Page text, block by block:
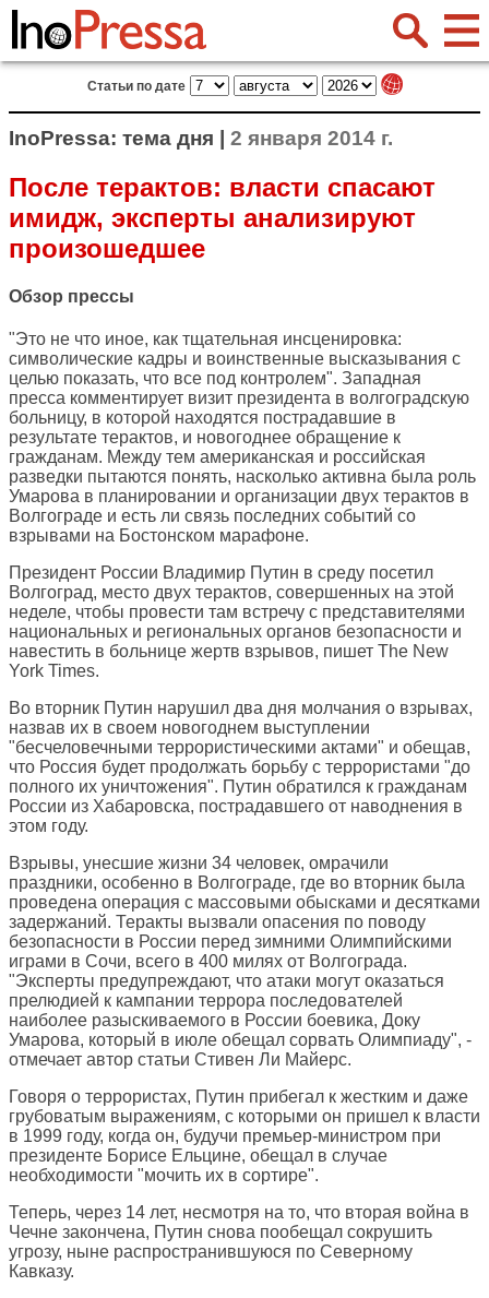
Статьи по дате
InoPressa: тема дня | 2 января 2014 г.
После терактов: власти спасают
имидж, эксперты анализируют
произошедшее
Обзор прессы
"Это не что иное, как тщательная инсценировка:
символические кадры и воинственные высказывания с
целью показать, что все под контролем". Западная
пресса комментирует визит президента в волгоградскую
больницу, в которой находятся пострадавшие в
результате терактов, и новогоднее обращение к
гражданам. Между тем американская и российская
разведки пытаются понять, насколько активна была роль
Умарова в планировании и организации двух терактов в
Волгограде и есть ли связь последних событий со
взрывами на Бостонском марафоне.
Президент России Владимир Путин в среду посетил
Волгоград, место двух терактов, совершенных на этой
неделе, чтобы провести там встречу с представителями
национальных и региональных органов безопасности и
навестить в больнице жертв взрывов, пишет The New
York Times.
Во вторник Путин нарушил два дня молчания о взрывах,
назвав их в своем новогоднем выступлении
"бесчеловечными террористическими актами" и обещав,
что Россия будет продолжать борьбу с террористами "до
полного их уничтожения". Путин обратился к гражданам
России из Хабаровска, пострадавшего от наводнения в
этом году.
Взрывы, унесшие жизни 34 человек, омрачили
праздники, особенно в Волгограде, где во вторник была
проведена операция с массовыми обысками и десятками
задержаний. Теракты вызвали опасения по поводу
безопасности в России перед зимними Олимпийскими
играми в Сочи, всего в 400 милях от Волгограда.
"Эксперты предупреждают, что атаки могут оказаться
прелюдией к кампании террора последователей
наиболее разыскиваемого в России боевика, Доку
Умарова, который в июле обещал сорвать Олимпиаду", -
отмечает автор статьи Стивен Ли Майерс.
Говоря о террористах, Путин прибегал к жестким и даже
грубоватым выражениям, с которыми он пришел к власти
в 1999 году, когда он, будучи премьер-министром при
президенте Борисе Ельцине, обещал в случае
необходимости "мочить их в сортире".
Теперь, через 14 лет, несмотря на то, что вторая война в
Чечне закончена, Путин снова пообещал сокрушить
угрозу, ныне распространившуюся по Северному
Кавказу.